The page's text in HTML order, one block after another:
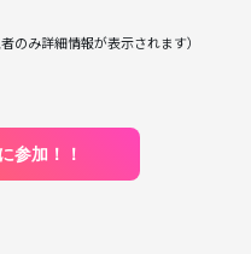
のみ詳細情報が表示されます）
参加！！